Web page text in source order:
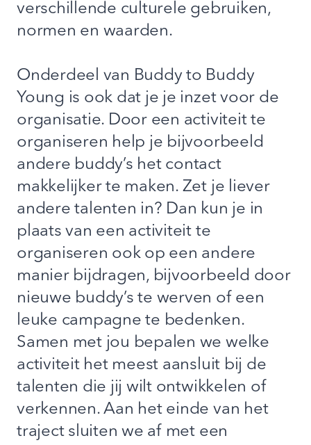
verschillende culturele gebruiken,
normen en waarden.
Onderdeel van Buddy to Buddy
Young is ook dat je je inzet voor de
organisatie. Door een activiteit te
organiseren help je bijvoorbeeld
andere buddy’s het contact
makkelijker te maken. Zet je liever
andere talenten in? Dan kun je in
plaats van een activiteit te
organiseren ook op een andere
manier bijdragen, bijvoorbeeld door
nieuwe buddy’s te werven of een
leuke campagne te bedenken.
Samen met jou bepalen we welke
activiteit het meest aansluit bij de
talenten die jij wilt ontwikkelen of
verkennen. Aan het einde van het
traject sluiten we af met een